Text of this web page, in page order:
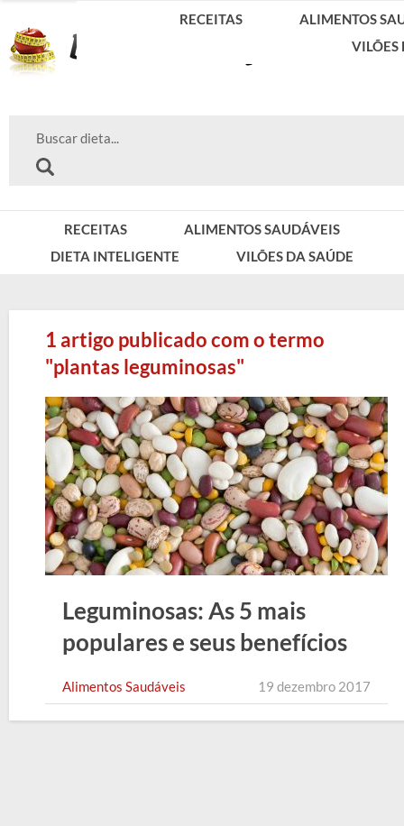
RECEITAS
ALIMENTOS SAUDÁVEIS
DIETA INTELIGENTE
VILÕES DA SAÚDE
RECEITAS
ALIMENTOS
VILÕES
1 artigo publicado com o termo
"plantas leguminosas"
Leguminosas: As 5 mais
populares e seus benefícios
Alimentos Saudáveis 19 dezembro 2017